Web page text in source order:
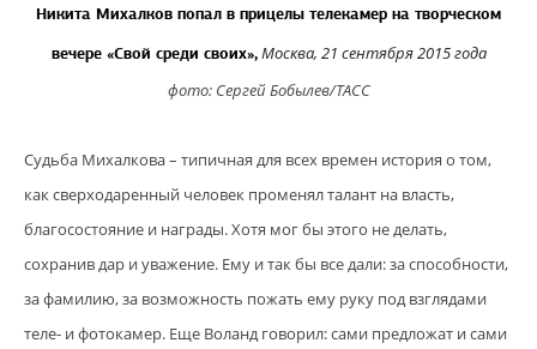
Никита Михалков попал в прицелы телекамер на творческом
вечере «Свой среди своих», Москва, 21 сентября 2015 года
фото: Сергей Бобылев/ТАСС
Судьба Михалкова – типичная для всех времен история о том,
как сверходаренный человек променял талант на власть,
благосостояние и награды. Хотя мог бы этого не делать,
сохранив дар и уважение. Ему и так бы все дали: за способности,
за фамилию, за возможность пожать ему руку под взглядами
теле- и фотокамер. Еще Воланд говорил: сами предложат и сами